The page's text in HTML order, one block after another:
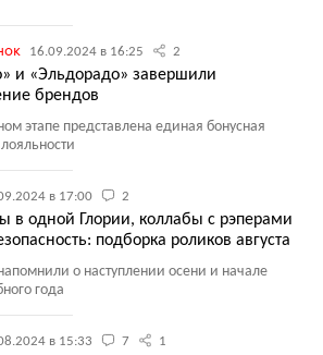
16.09.2024 в 16:25 2
и «Эльдорадо» завершили
брендов
этапе представлена единая бонусная
в 17:00 2
в одной Глории, коллабы с рэперами
подборка роликов августа
о наступлении осени и начале
года
в 15:33 7 1